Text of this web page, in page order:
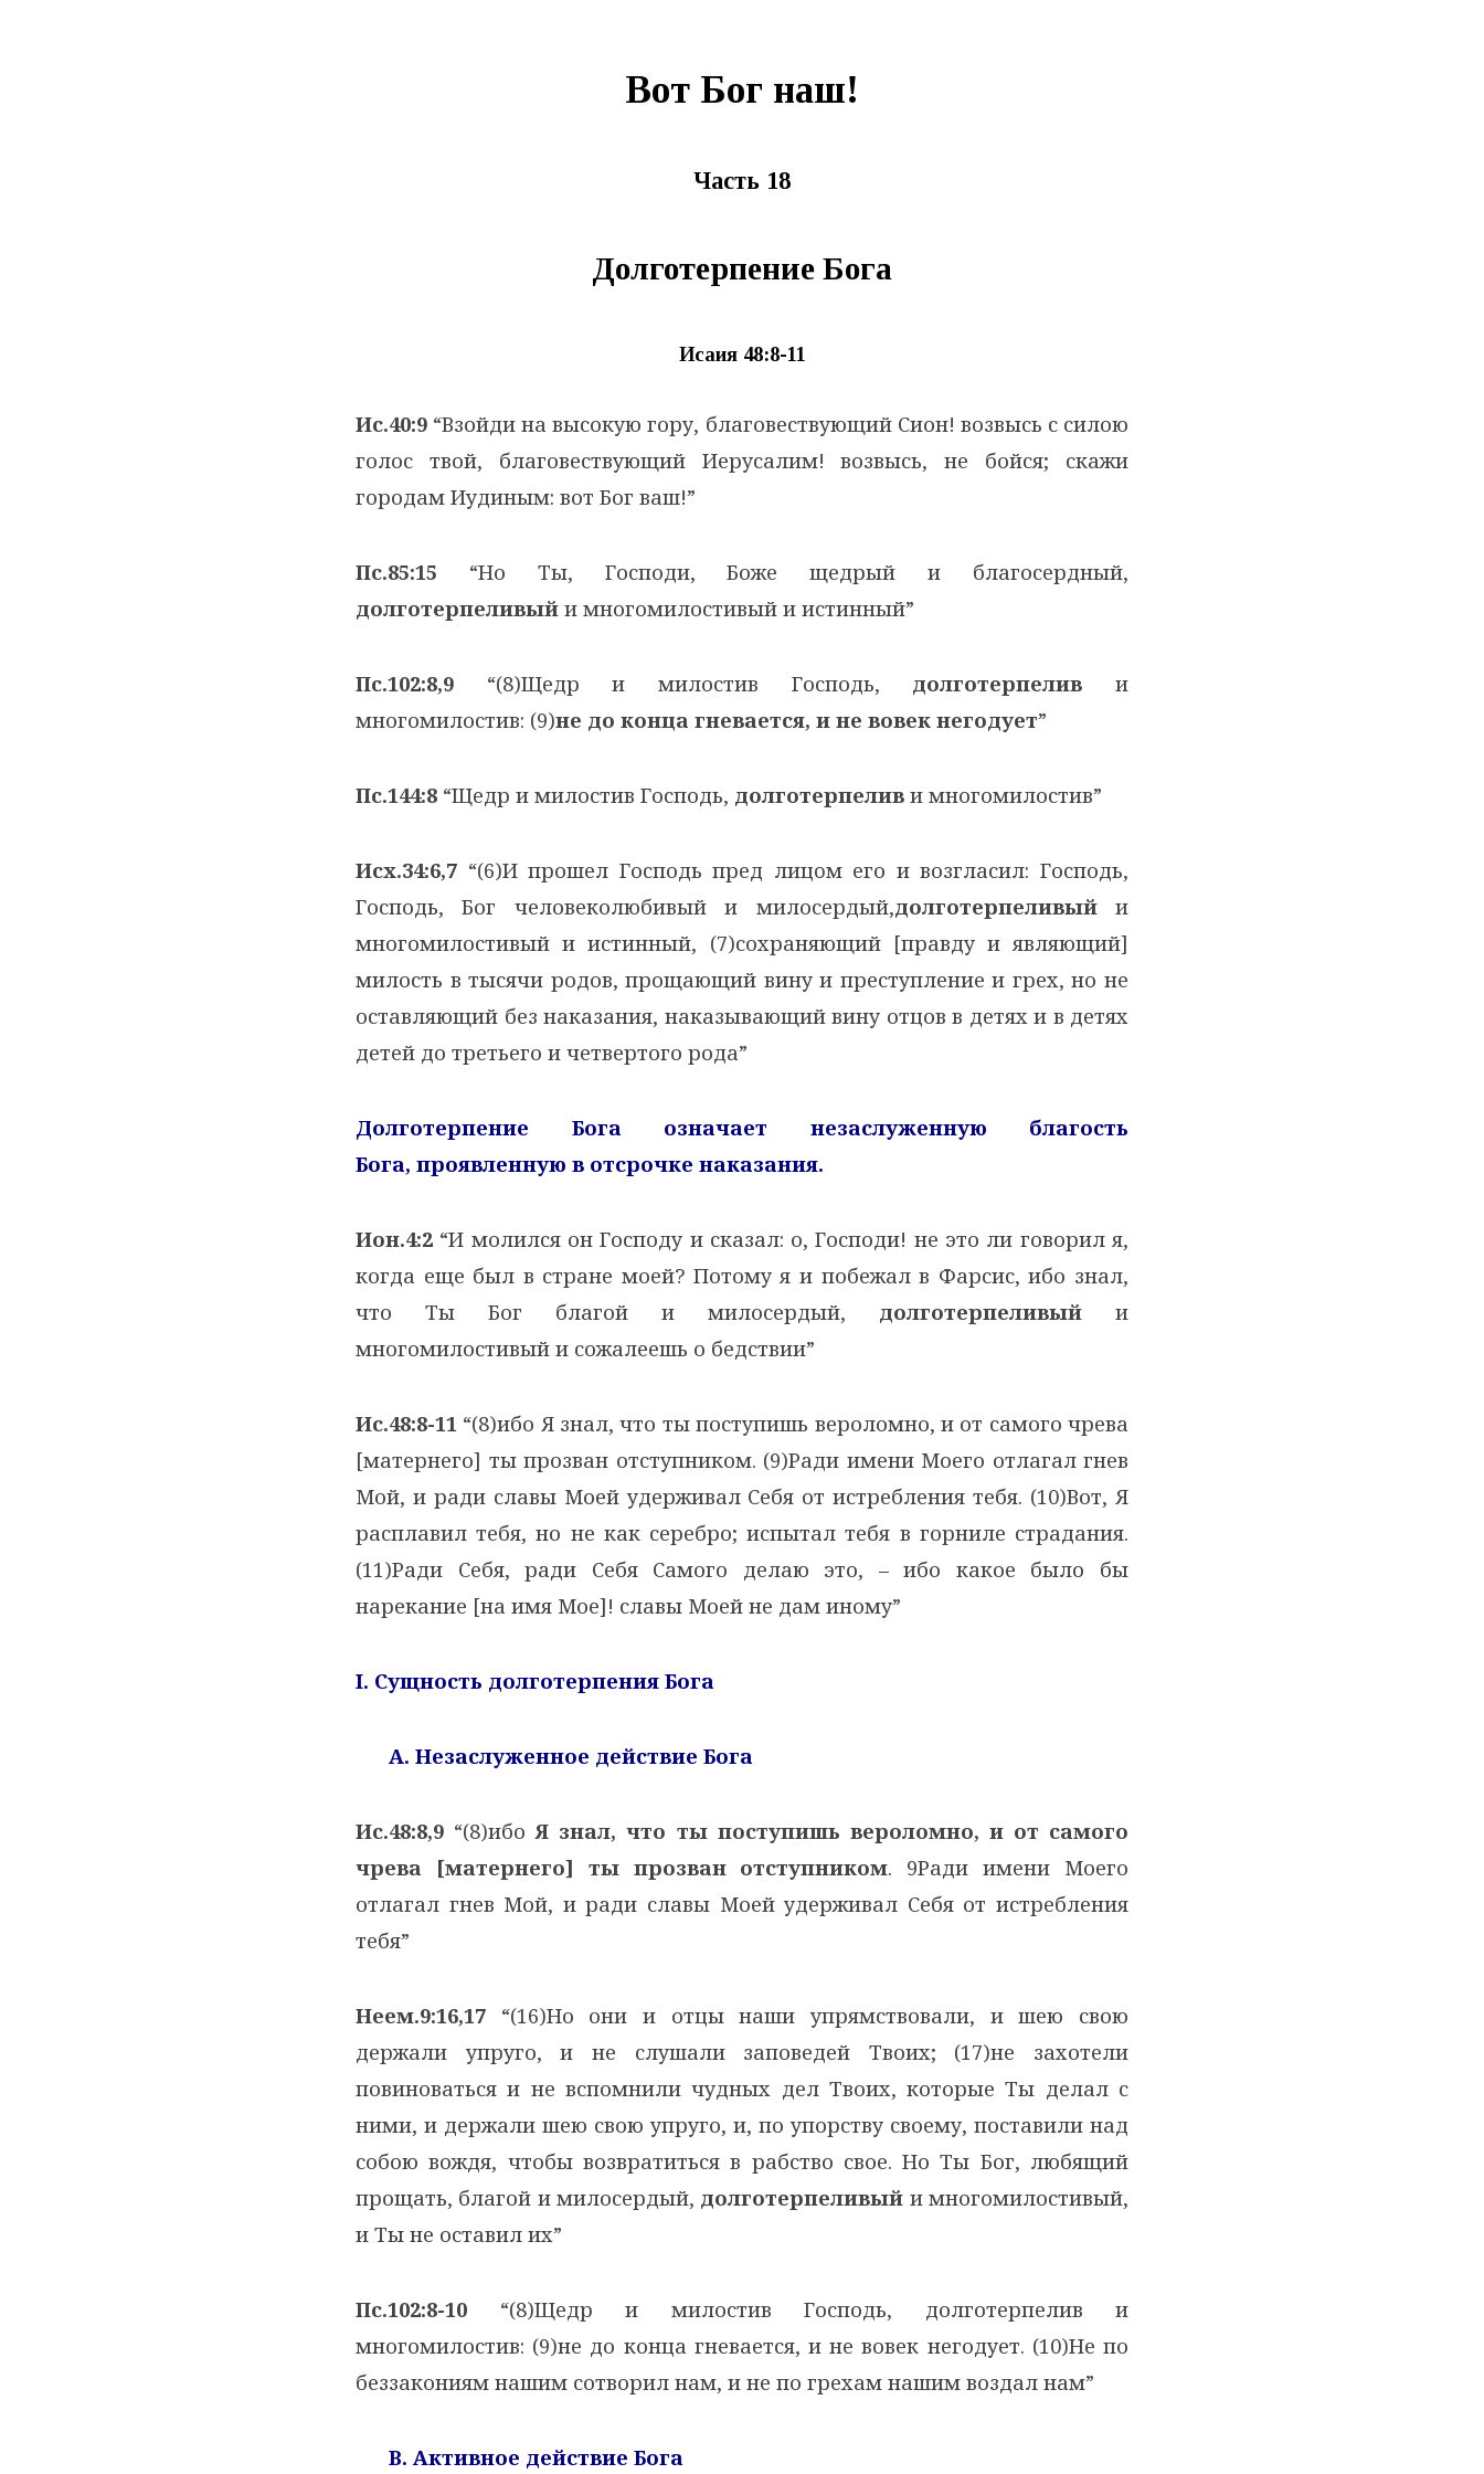
Вот Бог наш!
Часть 18
Долготерпение Бога
Исаия 48:8-11
Ис.40:9 “Взойди на высокую гору, благовествующий Сион! возвысь с силою
голос твой, благовествующий Иерусалим! возвысь, не бойся; скажи
городам Иудиным: вот Бог ваш!”
Пс.85:15 “Но Ты, Господи, Боже щедрый и благосердный,
долготерпеливый и многомилостивый и истинный”
Пс.102:8,9 “(8)Щедр и милостив Господь, долготерпелив и
многомилостив: (9)не до конца гневается, и не вовек негодует”
Пс.144:8 “Щедр и милостив Господь, долготерпелив и многомилостив”
Исх.34:6,7 “(6)И прошел Господь пред лицoм его и возгласил: Господь,
Господь, Бог человеколюбивый и милосердый,долготерпеливыйи
многомилостивый и истинный, (7)сохраняющий [правду и являющий]
милость в тысячи родов, прощающий вину и преступление и грех, но не
оставляющий без наказания, наказывающий вину отцов в детях и в детях
детей до третьего и четвертого рода”
Долготерпение Бога означает незаслуженную благость
Бога, проявленную в отсрочке наказания.
Ион.4:2 “И молился он Господу и сказал: о, Господи! не это ли говорил я,
когда еще был в стране моей? Потому я и побежал в Фарсис, ибо знал,
что Ты Бог благой и милосердый, долготерпеливый и
многомилостивый и сожалеешь о бедствии”
Ис.48:8-11 “(8)ибо Я знал, что ты поступишь вероломно, и от самого чрева
[матернего] ты прозван отступником. (9)Ради имени Моего отлагал гнев
Мой, и ради славы Моей удерживал Себя от истребления тебя. (10)Вот, Я
расплавил тебя, но не как серебро; испытал тебя в горниле страдания.
(11)Ради Себя, ради Себя Самого делаю это, – ибо какое было бы
нарекание [на имя Мое]! славы Моей не дам иному”
I. Сущность долготерпения Бога
A. Незаслуженное действие Бога
Ис.48:8,9 “(8)ибоЯ знал, что ты поступишь вероломно, и от самого
чрева [матернего] ты прозван отступником. 9Ради имени Моего
отлагал гнев Мой, и ради славы Моей удерживал Себя от истребления
тебя”
Неем.9:16,17 “(16)Но они и отцы наши упрямствовали, и шею свою
держали упруго, и не слушали заповедей Твоих; (17)не захотели
повиноваться и не вспомнили чудных дел Твоих, которые Ты делал с
ними, и держали шею свою упруго, и, по упорству своему, поставили над
собою вождя, чтобы возвратиться в рабство свое. Но Ты Бог, любящий
прощать, благой и милосердый, долготерпеливый и многомилостивый,
и Ты не оставил их”
Пс.102:8-10 “(8)Щедр и милостив Господь, долготерпелив и
многомилостив: (9)не до конца гневается, и не вовек негодует. (10)Не по
беззакониям нашим сотворил нам, и не по грехам нашим воздал нам”
B. Активное действие Бога